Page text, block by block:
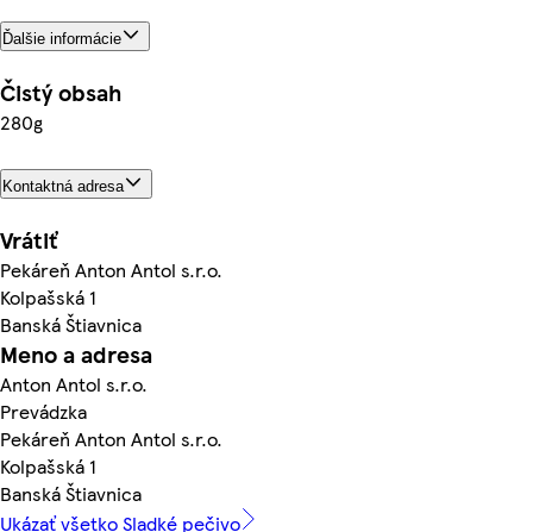
Ďalšie informácie
Čistý obsah
280g
Kontaktná adresa
Vrátiť
Pekáreň Anton Antol s.r.o.
Kolpašská 1
Banská Štiavnica
Meno a adresa
Anton Antol s.r.o.
Prevádzka
Pekáreň Anton Antol s.r.o.
Kolpašská 1
Banská Štiavnica
Ukázať všetko Sladké pečivo